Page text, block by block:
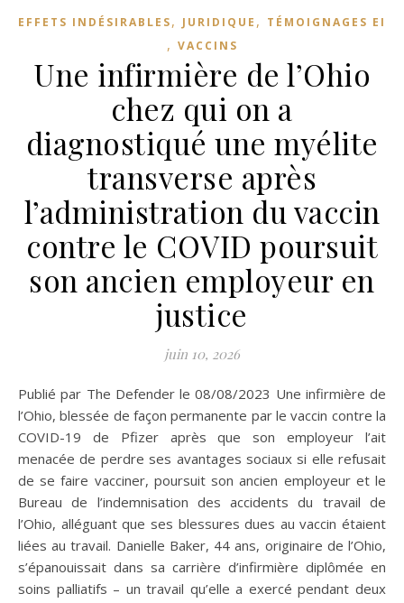
EFFETS INDÉSIRABLES, JURIDIQUE , TÉMOIGNAGES EI
, VACCINS
Une infirmière de l’Ohio
chez qui on a
diagnostiqué une myélite
transverse après
l’administration du vaccin
contre le COVID poursuit
son ancien employeur en
justice
juin 10, 2026
Publié par The Defender le 08/08/2023 Une infirmière de
l’Ohio, blessée de façon permanente par le vaccin contre la
COVID-19 de Pfizer après que son employeur l’ait
menacée de perdre ses avantages sociaux si elle refusait
de se faire vacciner, poursuit son ancien employeur et le
Bureau de l’indemnisation des accidents du travail de
l’Ohio, alléguant que ses blessures dues au vaccin étaient
liées au travail. Danielle Baker, 44 ans, originaire de l’Ohio,
s’épanouissait dans sa carrière d’infirmière diplômée en
soins palliatifs – un travail qu’elle a exercé pendant deux